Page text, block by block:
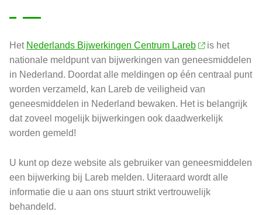
Het Nederlands Bijwerkingen Centrum Lareb
is het
nationale meldpunt van bijwerkingen van geneesmiddelen
in Nederland. Doordat alle meldingen op één centraal punt
worden verzameld, kan Lareb de veiligheid van
geneesmiddelen in Nederland bewaken. Het is belangrijk
dat zoveel mogelijk bijwerkingen ook daadwerkelijk
worden gemeld!
U kunt op deze website als gebruiker van geneesmiddelen
een bijwerking bij Lareb melden. Uiteraard wordt alle
informatie die u aan ons stuurt strikt vertrouwelijk
behandeld.